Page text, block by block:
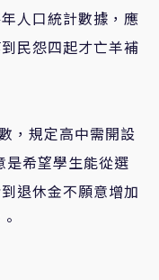
人口統計數據，應
民怨四起才亡羊補
，規定高中需開設
希望學生能從選
退休金不願意增加